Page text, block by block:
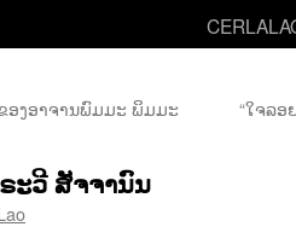
ອງອາຈານພົມມະ ພິມມະ
“ໃຈລ
ະວີ ສັຈຈານົນ